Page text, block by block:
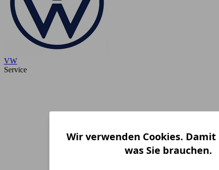
VW
Service
Wir verwenden Cookies.
was Sie brauchen.